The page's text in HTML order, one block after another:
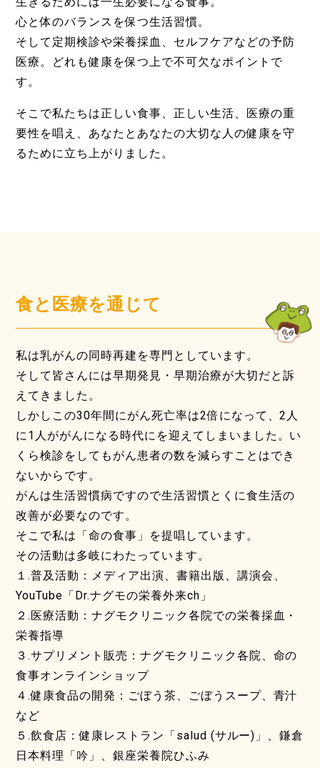
心と体のバランスを保つ生活習慣。
そして定期検診や栄養採血、セルフケアなどの予防
医療。どれも健康を保つ上で不可欠なポイントで
す。
そこで私たちは正しい食事、正しい生活、医療の重
要性を唱え、あなたとあなたの大切な人の健康を守
るために立ち上がりました。
食と医療を通じて
私は乳がんの同時再建を専門としています。
そして皆さんには早期発見・早期治療が大切だと訴
えてきました。
しかしこの30年間にがん死亡率は2倍になって、2人
に1人ががんになる時代にを迎えてしまいました。い
くら検診をしてもがん患者の数を減らすことはでき
ないからです。
がんは生活習慣病ですので生活習慣とくに食生活の
改善が必要なのです。
そこで私は「命の食事」を提唱しています。
その活動は多岐にわたっています。
１.普及活動：メディア出演、書籍出版、講演会、
YouTube「Dr.ナグモの栄養外来ch」
２.医療活動：ナグモクリニック各院での栄養採血・
栄養指導
３.サプリメント販売：ナグモクリニック各院、命の
食事オンラインショップ
４.健康食品の開発：ごぼう茶、ごぼうスープ、青汁
など
５.飲食店：健康レストラン「salud (サルー)」、鎌倉
日本料理「吟」、銀座栄養院ひふみ